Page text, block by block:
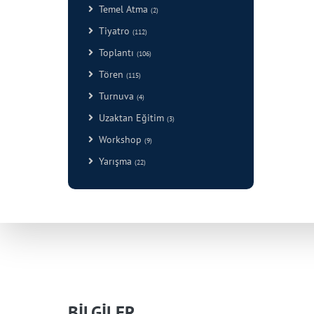
Temel Atma (2)
Tiyatro (112)
Toplantı (106)
Tören (115)
Turnuva (4)
Uzaktan Eğitim (3)
Workshop (9)
Yarışma (22)